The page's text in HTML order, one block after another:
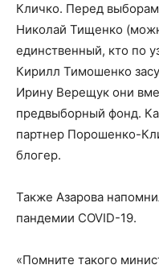
Кличко. Перед
Николай Тищенко
единственный, кто по
Кирилл Тимошенко
Ирину Верещук они
предвыборный фонд.
партнер Порошенко-
блогер.
Также Азарова
пандемии COVID-19.
«Помните такого